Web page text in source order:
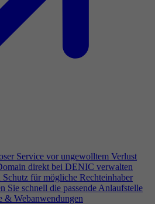
Service vor ungewolltem Verlust
direkt bei DENIC verwalten
Schutz für mögliche Rechteinhaber
Sie schnell die passende Anlaufstelle
& Webanwendungen